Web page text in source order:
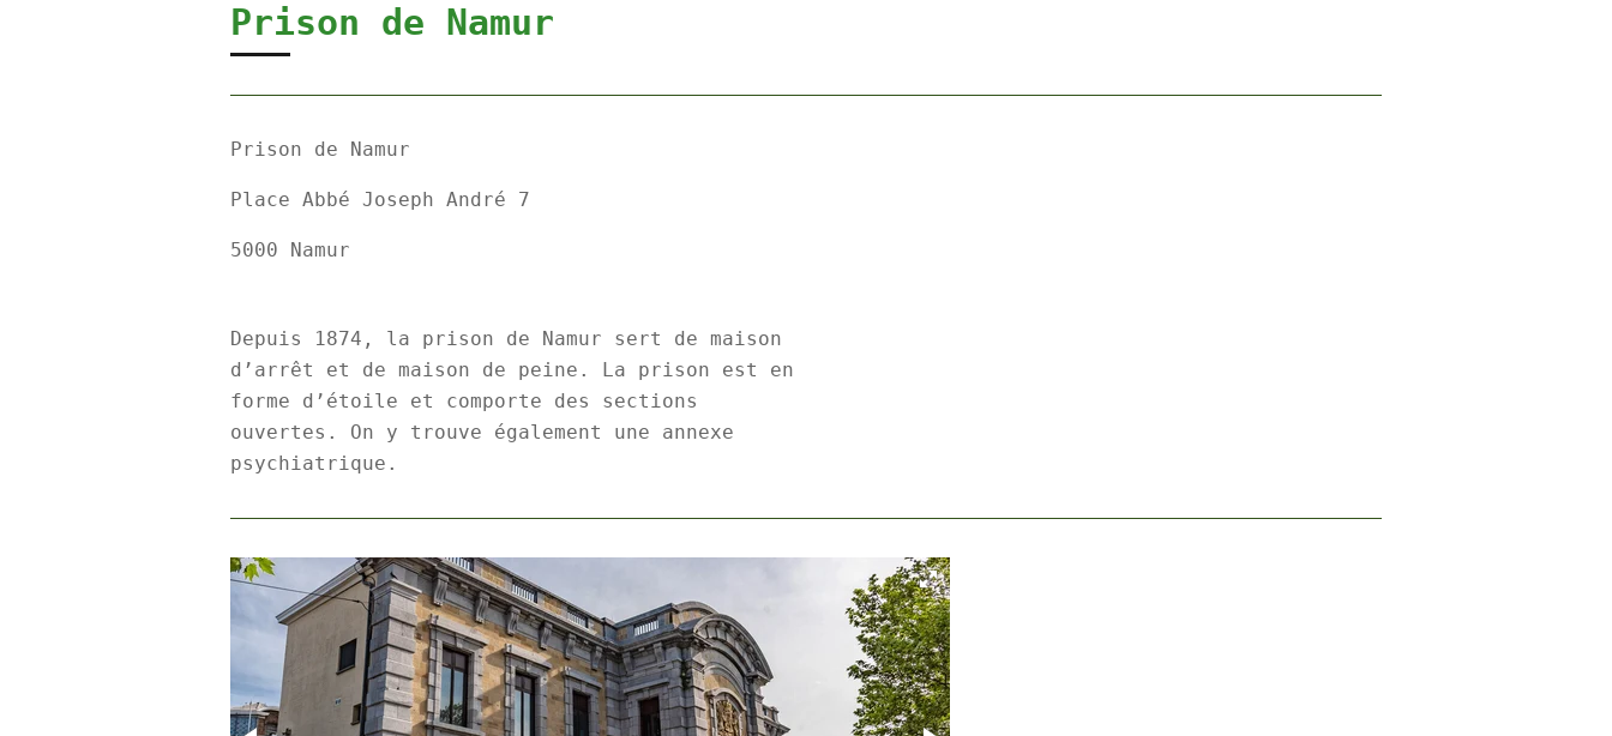
Prison de Namur
Prison de Namur
Place Abbé Joseph André 7
5000 Namur
Depuis 1874, la prison de Namur sert de maison
d’arrêt et de maison de peine. La prison est en
forme d’étoile et comporte des sections
ouvertes. On y trouve également une annexe
psychiatrique.